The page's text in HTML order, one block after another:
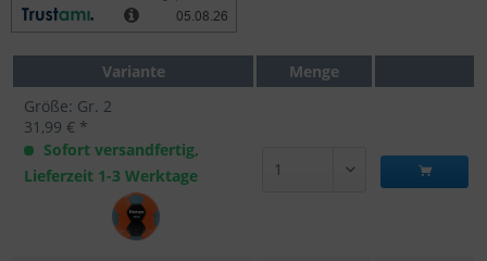
Variante
Menge
Größe: Gr. 2
31,99 € *
Sofort versandfertig,
Lieferzeit 1-3 Werktage